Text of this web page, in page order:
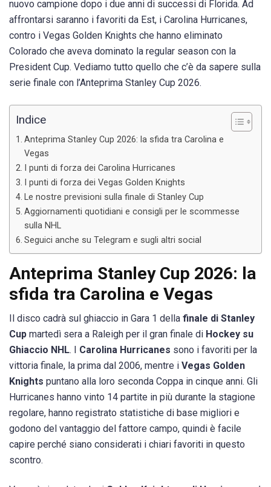
nuovo campione dopo i due anni di successi di Florida. Ad
affrontarsi saranno i favoriti da Est, i Carolina Hurricanes,
contro i Vegas Golden Knights che hanno eliminato
Colorado che aveva dominato la regular season con la
President Cup. Vediamo tutto quello che c’è da sapere sulla
serie finale con l’Anteprima Stanley Cup 2026.
Indice
Anteprima Stanley Cup 2026: la sfida tra Carolina e
Vegas
I punti di forza dei Carolina Hurricanes
I punti di forza dei Vegas Golden Knights
Le nostre previsioni sulla finale di Stanley Cup
Aggiornamenti quotidiani e consigli per le scommesse
sulla NHL
Seguici anche su Telegram e sugli altri social
Anteprima Stanley Cup 2026: la
sfida tra Carolina e Vegas
Il disco cadrà sul ghiaccio in Gara 1 della finale di Stanley
Cup martedì sera a Raleigh per il gran finale di Hockey su
Ghiaccio NHL. I Carolina Hurricanes sono i favoriti per la
vittoria finale, la prima dal 2006, mentre i Vegas Golden
Knights puntano alla loro seconda Coppa in cinque anni. Gli
Hurricanes hanno vinto 14 partite in più durante la stagione
regolare, hanno registrato statistiche di base migliori e
godono del vantaggio del fattore campo, quindi è facile
capire perché siano considerati i chiari favoriti in questo
scontro.